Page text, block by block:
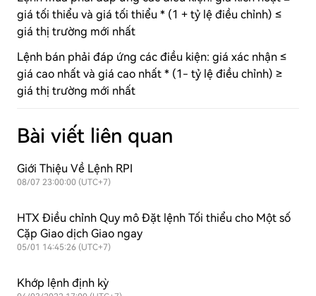
giá tối thiểu và giá tối thiểu * (1 + tỷ lệ điều chỉnh) ≤
giá thị trường mới nhất
Lệnh bán phải đáp ứng các điều kiện: giá xác nhận ≤
giá cao nhất và giá cao nhất * (1- tỷ lệ điều chỉnh) ≥
giá thị trường mới nhất
Bài viết liên quan
Giới Thiệu Về Lệnh RPI
08/07 23:00:00 (UTC+7)
HTX Điều chỉnh Quy mô Đặt lệnh Tối thiểu cho Một số
Cặp Giao dịch Giao ngay
05/01 14:45:26 (UTC+7)
Khớp lệnh định kỳ